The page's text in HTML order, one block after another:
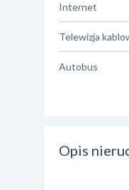
Internet
Telewizja
Autobus
Opis